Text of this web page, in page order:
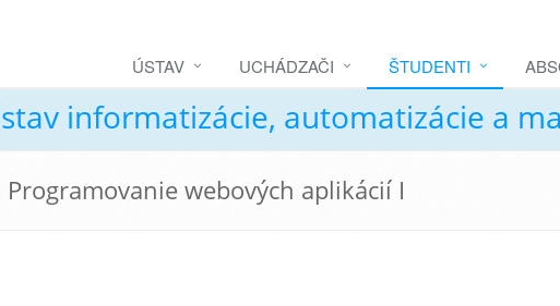
ÚSTAV UCHÁDZAČI ŠTUDENTI
informatizácie, automatizácie a
webových aplikácií I